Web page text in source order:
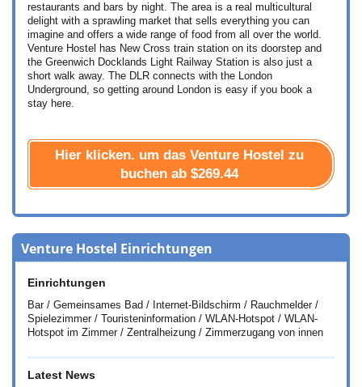
restaurants and bars by night. The area is a real multicultural
delight with a sprawling market that sells everything you can
imagine and offers a wide range of food from all over the world.
Venture Hostel has New Cross train station on its doorstep and
the Greenwich Docklands Light Railway Station is also just a
short walk away. The DLR connects with the London
Underground, so getting around London is easy if you book a
stay here.
Hier klicken. um das Venture Hostel zu
buchen ab $269.44
Venture Hostel Einrichtungen
Einrichtungen
Bar / Gemeinsames Bad / Internet-Bildschirm / Rauchmelder /
Spielezimmer / Touristeninformation / WLAN-Hotspot / WLAN-
Hotspot im Zimmer / Zentralheizung / Zimmerzugang von innen
Latest News